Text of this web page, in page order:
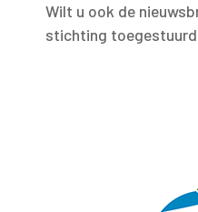
Wilt u ook de
stichting